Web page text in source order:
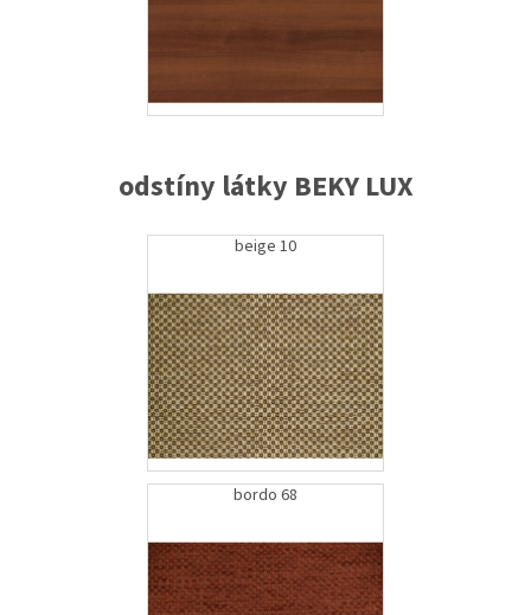
odstíny látky BEKY LUX
beige 10
bordo 68